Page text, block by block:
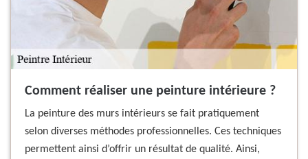
Comment réaliser une peinture intérieure ?
La peinture des murs intérieurs se fait pratiquement
selon diverses méthodes professionnelles. Ces techniques
permettent ainsi d’offrir un résultat de qualité. Ainsi,